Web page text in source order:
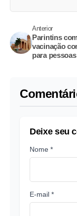
Anterior
Parintins
vacinação
para
Deixe seu
Nome *
E-mail *